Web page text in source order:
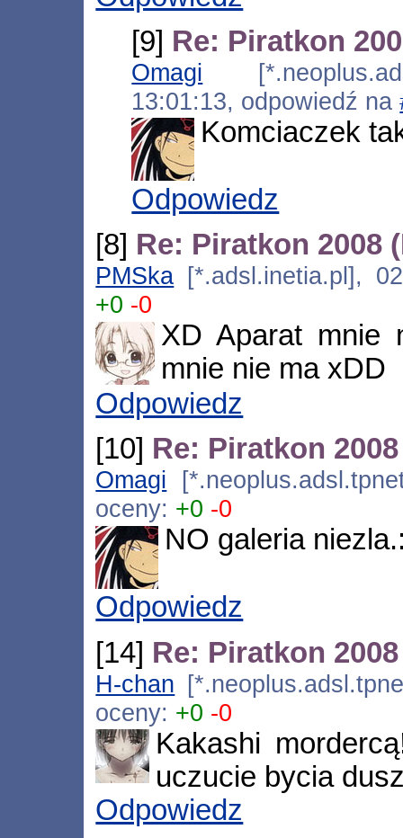
[9] Re: Piratkon
Omagi
13:01:13, odpowiedź na
Komciaczek
Odpowiedz
[8] Re: Piratkon 2008
PMSka [*.adsl.inetia.pl],
+0 -0
XD Aparat mnie
mnie nie ma xDD
Odpowiedz
[10] Re: Piratkon
Omagi
oceny: +0 -0
NO galeria
Odpowiedz
[14] Re: Piratkon
H-chan
oceny: +0 -0
Kakashi
uczucie bycia
Odpowiedz